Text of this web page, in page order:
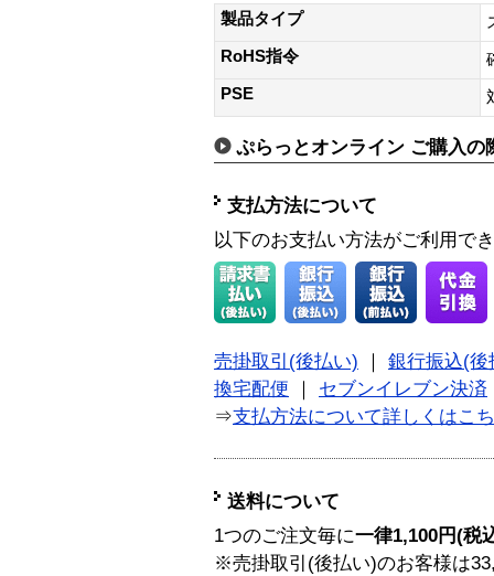
製品タイプ
RoHS指令
PSE
ぷらっとオンライン ご購入の
支払方法について
以下のお支払い方法がご利用で
売掛取引(後払い)
銀行振込(後
換宅配便
セブンイレブン決済
⇒支払方法について詳しくはこ
送料について
1つのご注文毎に一律1,100円(税
※売掛取引(後払い)のお客様は